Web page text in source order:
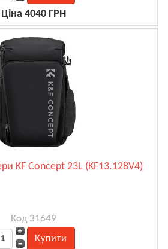
Ціна 4040 ГРН
KF Concept 23L (KF13.128V4)
Код 31649